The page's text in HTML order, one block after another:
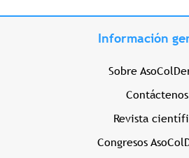
Información
Sobre
Contáctenos
Revista
Congresos